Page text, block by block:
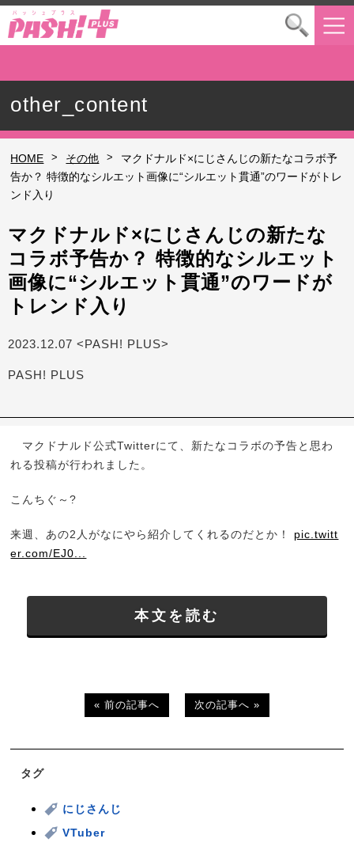
other_content
HOME > その他 >
マクドナルド×にじさんじの新たなコラボ予
告か？ 特徴的なシルエット画像に“シルエット貫通”のワードがトレ
ンド入り
マクドナルド×にじさんじの新たな
コラボ予告か？ 特徴的なシルエット
画像に“シルエット貫通”のワードが
トレンド入り
2023.12.07 <PASH! PLUS>
PASH! PLUS
マクドナルド公式Twitterにて、新たなコラボの予告と思わ
れる投稿が行われました。
こんちぐ～?
来週、あの2人がなにやら紹介してくれるのだとか！ pic.twitt
er.com/EJ0...
本文を読む
« 前の記事へ 次の記事へ »
タグ
にじさんじ
VTuber